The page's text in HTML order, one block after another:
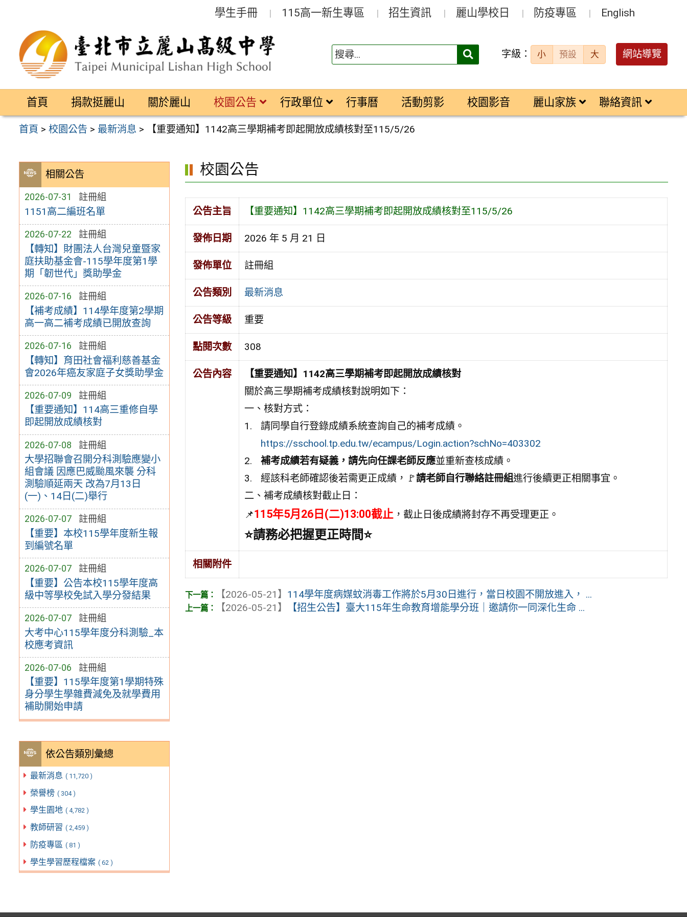
區
學生手冊 115高一新生專區 招生資訊 麗山學校日 防疫專區 English
搜
字級： 小 預設 大 網站導覽
首頁 捐款挺麗山 關於麗山 校園公告 行政單位 行事曆 活動剪影 校園影音 麗山家族 聯絡資訊
首頁 >校園公告 > 最新消息 > 【重要通知】1142高三學期補考即起開放成績核對至115/5/26
相關公告
2026-07-31 註冊組
1151高二編班名單
2026-07-22 註冊組
【轉知】財團法人台灣兒童暨家
庭扶助基金會-115學年度第1學
期「韌世代」獎助學金
2026-07-16 註冊組
【補考成績】114學年度第2學期
高一高二補考成績已開放查詢
2026-07-16 註冊組
【轉知】育田社會福利慈善基金
會2026年癌友家庭子女獎助學金
2026-07-09 註冊組
【重要通知】114高三重修自學
即起開放成績核對
2026-07-08 註冊組
大學招聯會召開分科測驗應變小
組會議 因應巴威颱風來襲 分科
測驗順延兩天 改為7月13日
(一)、14日(二)舉行
2026-07-07 註冊組
【重要】本校115學年度新生報
到編號名單
2026-07-07 註冊組
【重要】公告本校115學年度高
級中等學校免試入學分發結果
2026-07-07 註冊組
大考中心115學年度分科測驗_本
校應考資訊
2026-07-06 註冊組
【重要】115學年度第1學期特殊
身分學生學雜費減免及就學費用
補助開始申請
依公告類別彙總
最新消息 ( 11,720 )
榮譽榜 ( 304 )
學生園地 ( 4,782 )
教師研習 ( 2,459 )
防疫專區 ( 81 )
學生學習歷程檔案 ( 62 )
校園公告
公告主旨 【重要通知】1142高三學期補考即起開放成績核對至115/5/26
發佈日期 2026 年 5 月 21 日
發佈單位 註冊組
公告類別 最新消息
公告等級 重要
點閱次數 308
公告內容
【重要通知】1142高三學期補考即起開放成績核對
關於高三學期補考成績核對說明如下：
一、核對方式：
請同學自行登錄成績系統查詢自己的補考成績 。
https://sschool.tp.edu.tw/ecampus/Login.action?schNo=403302
補考成績若有疑義，請先向任課老師反應並重新查核成績。
經該科老師確認後若需更正成績，🚩請老師自行聯絡註冊組進行後續更正相關事宜。
二、補考成績核對截止日：
📌115年5月26日(二)13:00截止，截止日後成績將封存不再受理更正。
⭐請務必把握更正時間⭐
相關附件
【2026-05-21】 114學年度病媒蚊消毒工作將於5月30日進行，當日校園不開放進入， ...
【2026-05-21】
【招生公告】臺大115年生命教育增能學分班｜邀請你一同深化生命 ...